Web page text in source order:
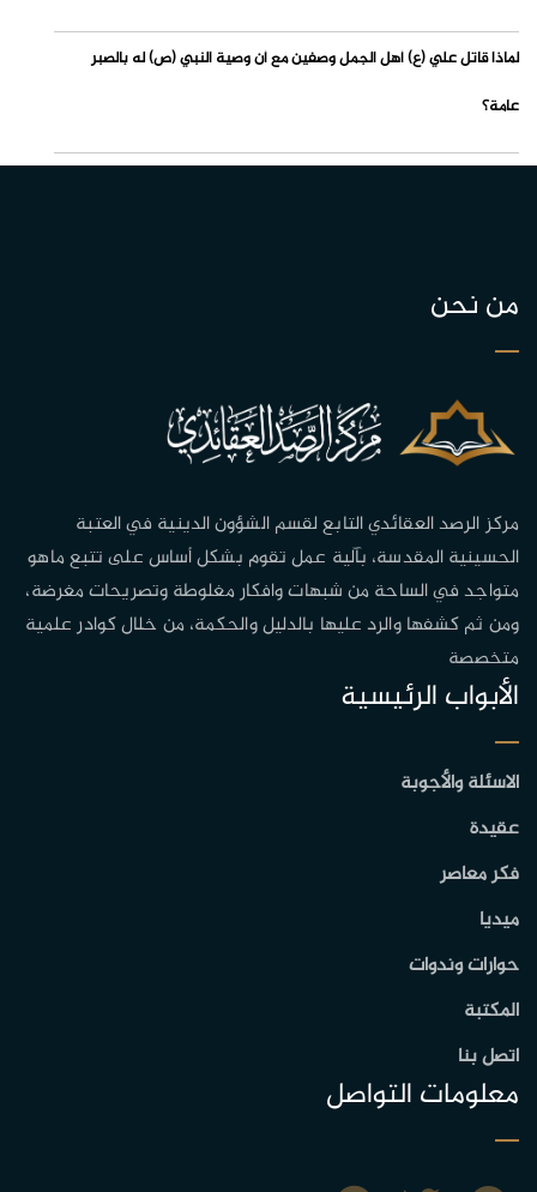
لماذا قاتل علي (ع) أهل الجمل وصفين مع أن وصية النبي (ص) له بالصبر
عامة؟
من نحن
مركز الرصد العقائدي التابع لقسم الشؤون الدينية في العتبة
الحسينية المقدسة، بآلية عمل تقوم بشكل أساس على تتبع ماهو
متواجد في الساحة من شبهات وافكار مغلوطة وتصريحات مغرضة،
ومن ثم كشفها والرد عليها بالدليل والحكمة، من خلال كوادر علمية
متخصصة
الأبواب الرئيسية
الاسئلة والأجوبة
عقيدة
فكر معاصر
ميديا
حوارات وندوات
المكتبة
اتصل بنا
معلومات التواصل